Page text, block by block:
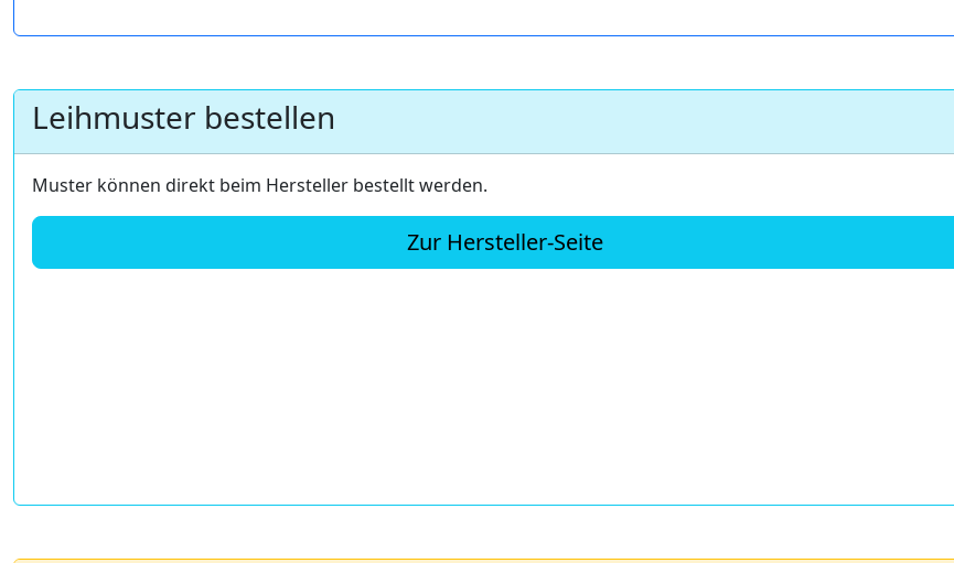
Leihmuster bestellen
Muster können direkt beim Hersteller bestellt werden.
Zur Hersteller-Seite